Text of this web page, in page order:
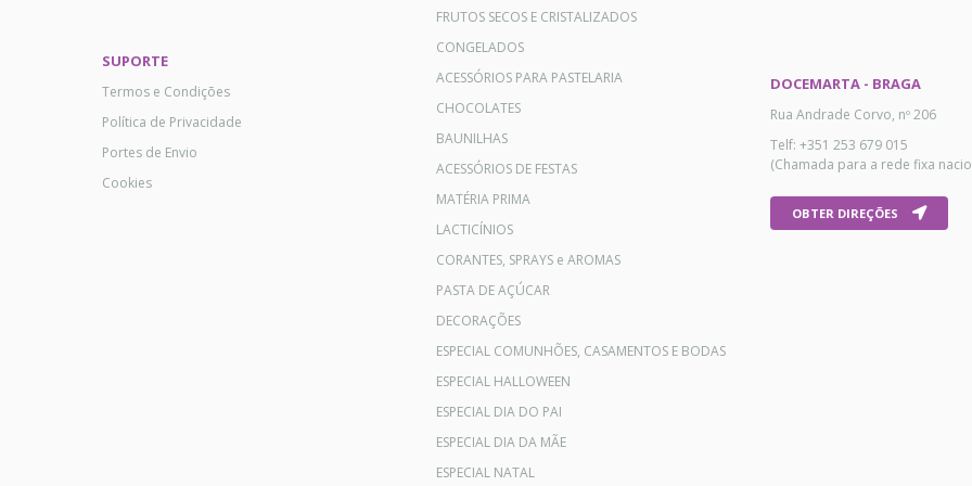
SUPORTE
Termos e Condições
Política de Privacidade
Portes de Envio
Cookies
FRUTOS SECOS E CRISTALIZADOS
CONGELADOS
ACESSÓRIOS PARA PASTELARIA
CHOCOLATES
BAUNILHAS
ACESSÓRIOS DE FESTAS
MATÉRIA PRIMA
LACTICÍNIOS
CORANTES, SPRAYS e AROMAS
PASTA DE AÇÚCAR
DECORAÇÕES
ESPECIAL COMUNHÕES, CASAMENTOS E BODAS
ESPECIAL HALLOWEEN
ESPECIAL DIA DO PAI
ESPECIAL DIA DA MÃE
ESPECIAL NATAL
DOCEMARTA - BRAGA
Rua Andrade Corvo, nº 206
Telf: +351 253 679 015
(Chamada para a rede fixa
OBTER DIREÇÕES